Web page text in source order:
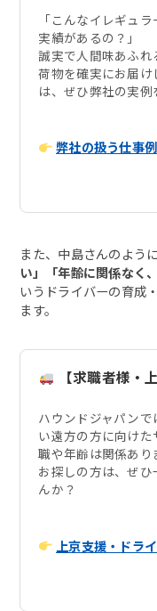
「こんなイレギュ
実績があるの？」
誠実で人間味あふ
荷物を確実にお届
は、ぜひ弊社の実例
弊社の扱う仕事
また、中島さんのように
い」「年齢に関係なく
いうドライバーの育成
ます。
【求職者様・
ハウンドジャパン
い遠方の方に向け
職や年齢は関係あ
お探しの方は、ぜ
んか？
上京支援・ドラ